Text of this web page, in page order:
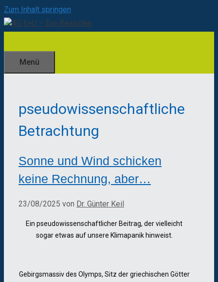
Zum Inhalt springen
Menü
pseudowissenschaftliche
Betrachtung
Sonne und Wind schicken
keine Rechnung, aber…
23/08/2025 von Dr. Günter Keil
Ein pseudowissenschaftlicher Beitrag, der vielleicht
sogar etwas auf unsere Klimapanik hinweist.
Gebirgsmassiv des Olymps, Sitz der griechischen Götter